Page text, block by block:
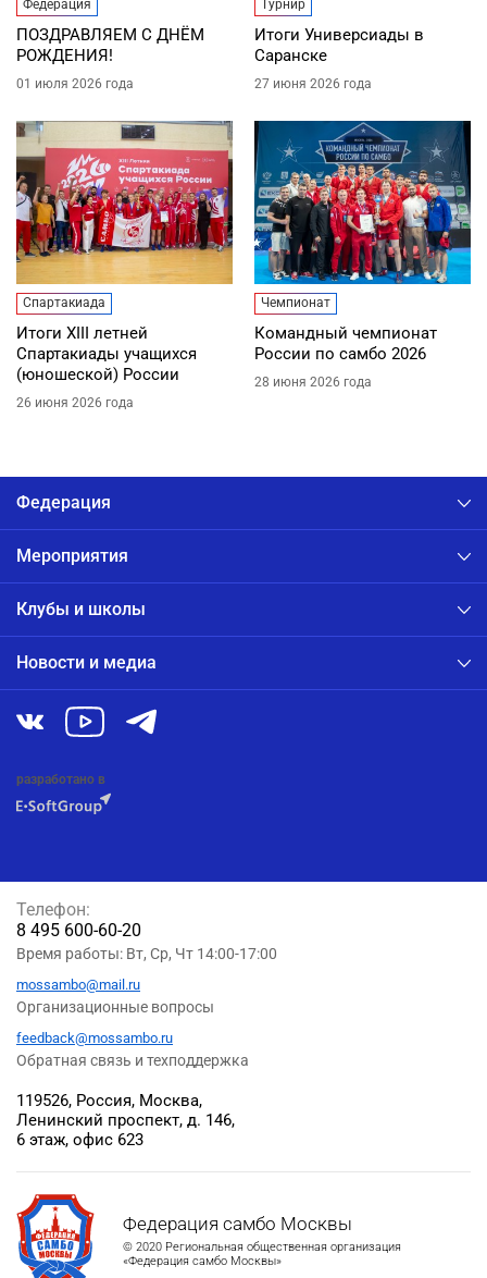
Федерация
ПОЗДРАВЛЯЕМ С ДНЁМ
РОЖДЕНИЯ!
01 июля 2026 года
Турнир
Итоги Универсиады в
Саранске
27 июня 2026 года
Спартакиада
Итоги XIII летней
Спартакиады учащихся
(юношеской) России
26 июня 2026 года
Чемпионат
Командный чемпионат
России по самбо 2026
28 июня 2026 года
Федерация
Мероприятия
Клубы и школы
Новости и медиа
разработано в
Федерация самбо Москвы
© 2020 Региональная общественная организация
«Федерация самбо Москвы»
119526, Россия, Москва,
Ленинский проспект, д. 146,
6 этаж, офис 623
Телефон:
8 495 600-60-20
Время работы: Вт, Ср, Чт 14:00-17:00
mossambo@mail.ru
Организационные вопросы
feedback@mossambo.ru
Обратная связь и техподдержка